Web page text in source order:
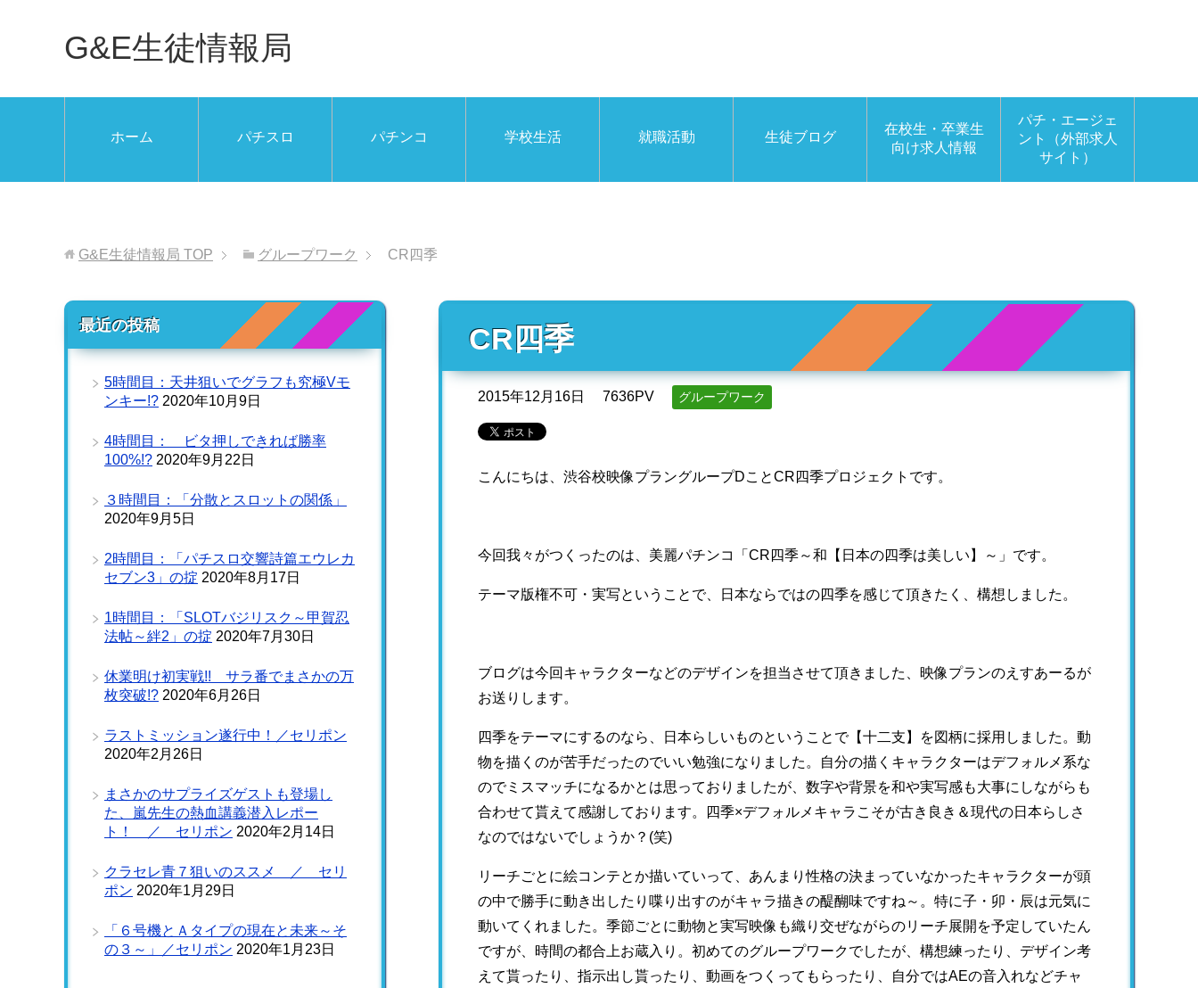
G&E生徒情報局
ホーム パチスロ パチンコ 学校生活 就職活動 生徒ブログ
在校生・卒業生
向け求人情報
パチ・エージェ
ント（外部求人
サイト）
G&E生徒情報局 TOP グループワーク CR四季
CR四季
2015年12月16日 7636PV グループワーク
こんにちは、渋谷校映像プラングループDことCR四季プロジェクトです。
今回我々がつくったのは、美麗パチンコ「CR四季～和【日本の四季は美しい】～」です。
テーマ版権不可・実写ということで、日本ならではの四季を感じて頂きたく、構想しました。
ブログは今回キャラクターなどのデザインを担当させて頂きました、映像プランのえすあーるが
お送りします。
四季をテーマにするのなら、日本らしいものということで【十二支】を図柄に採用しました。動
物を描くのが苦手だったのでいい勉強になりました。自分の描くキャラクターはデフォルメ系な
のでミスマッチになるかとは思っておりましたが、数字や背景を和や実写感も大事にしながらも
合わせて貰えて感謝しております。四季×デフォルメキャラこそが古き良き＆現代の日本らしさ
なのではないでしょうか？(笑)
リーチごとに絵コンテとか描いていって、あんまり性格の決まっていなかったキャラクターが頭
の中で勝手に動き出したり喋り出すのがキャラ描きの醍醐味ですね～。特に子・卯・辰は元気に
動いてくれました。季節ごとに動物と実写映像も織り交ぜながらのリーチ展開を予定していたん
ですが、時間の都合上お蔵入り。初めてのグループワークでしたが、構想練ったり、デザイン考
えて貰ったり、指示出し貰ったり、動画をつくってもらったり、自分ではAEの音入れなどチャ
最近の投稿
5時間目：天井狙いでグラフも究極Vモ
ンキー!? 2020年10月9日
4時間目： ビタ押しできれば勝率
100%!? 2020年9月22日
３時間目：「分散とスロットの関係」
2020年9月5日
2時間目：「パチスロ交響詩篇エウレカ
セブン3」の掟 2020年8月17日
1時間目：「SLOTバジリスク～甲賀忍
法帖～絆2」の掟 2020年7月30日
休業明け初実戦!! サラ番でまさかの万
枚突破!? 2020年6月26日
ラストミッション遂行中！／セリポン
2020年2月26日
まさかのサプライズゲストも登場し
た、嵐先生の熱血講義潜入レポー
ト！ ／ セリポン 2020年2月14日
クラセレ青７狙いのススメ ／ セリ
ポン 2020年1月29日
「６号機とＡタイプの現在と未来～そ
の３～」／セリポン 2020年1月23日